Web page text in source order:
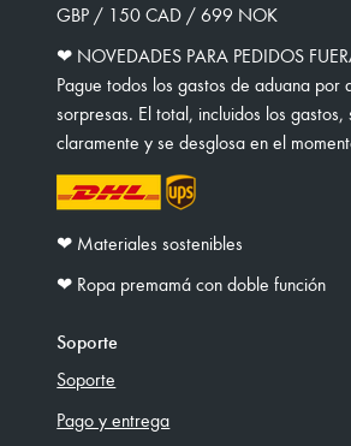
GBP / 150 CAD / 699 NOK
❤︎ NOVEDADES PARA PEDIDOS
Pague todos los gastos de aduana por
sorpresas. El total, incluidos los gastos,
claramente y se desglosa en el
❤︎ Materiales sostenibles
❤︎ Ropa premamá con doble función
Soporte
Soporte
Pago y entrega